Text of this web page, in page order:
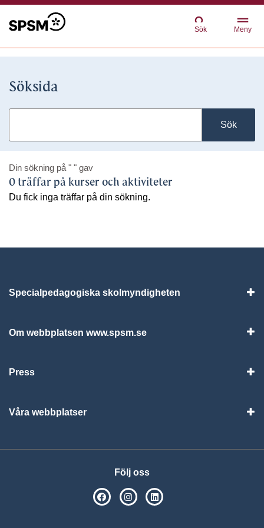
Sök Meny
Söksida
Sök
Din sökning på " " gav
0 träffar på kurser och aktiviteter
Du fick inga träffar på din sökning.
Specialpedagogiska skolmyndigheten
Om webbplatsen www.spsm.se
Press
Våra webbplatser
Följ oss
SPSM på Facebook
SPSM på Instagram